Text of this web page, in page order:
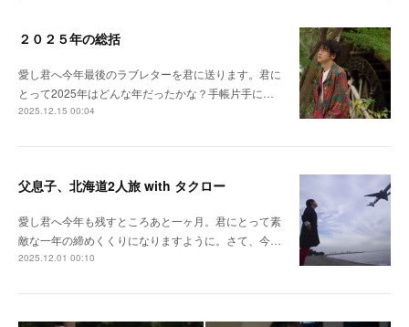
２０２５年の総括
愛し君へ今年最後のラブレターを君に送ります。君に
とって2025年はどんな年だったかな？手帳片手に…
2025.12.15 00:04
父息子、北海道2人旅 with タクロー
愛し君へ今年も残すところあと一ヶ月。君にとって素
敵な一年の締めくくりになりますように。さて、今…
2025.12.01 00:10